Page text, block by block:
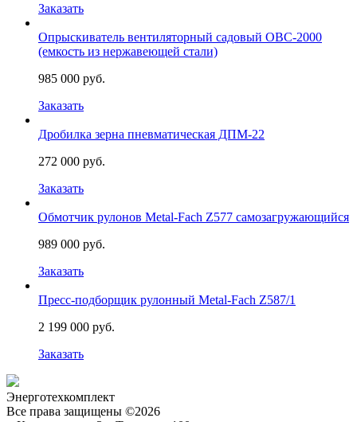
Заказать
Опрыскиватель вентиляторный садовый ОВС-2000
(емкость из нержавеющей стали)
985 000 руб.
Заказать
Дробилка зерна пневматическая ДПМ-22
272 000 руб.
Заказать
Обмотчик рулонов Metal-Fach Z577 самозагружающийся
989 000 руб.
Заказать
Пресс-подборщик рулонный Metal-Fach Z587/1
2 199 000 руб.
Заказать
Энерготехкомплект
Все права защищены ©2026